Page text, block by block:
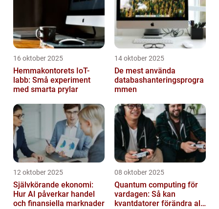
16 oktober 2025
Hemmakontorets IoT-
labb: Små experiment
med smarta prylar
14 oktober 2025
De mest använda
databashanteringsprogra
mmen
12 oktober 2025
Självkörande ekonomi:
Hur AI påverkar handel
och finansiella marknader
08 oktober 2025
Quantum computing för
vardagen: Så kan
kvantdatorer förändra allt